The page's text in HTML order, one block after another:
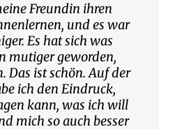
Freundin ihren
und es war
Es hat sich was
mutiger geworden,
Das ist schön. Auf der
ich den Eindruck,
kann, was ich will
mich so auch besser